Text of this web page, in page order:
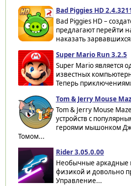
Bad Piggies HD
Bad Piggies HD –
предлагают перейти
наказать
Super Mario Run 3.2.5
Super Mario является
известных
Теперь
Tom & Jerry Mouse
Tom & Jerry Mouse
устройств с
героями мышонком
Томом...
Rider 3.05.0.00
Необычные аркадные
физикой и довольно
Управление...